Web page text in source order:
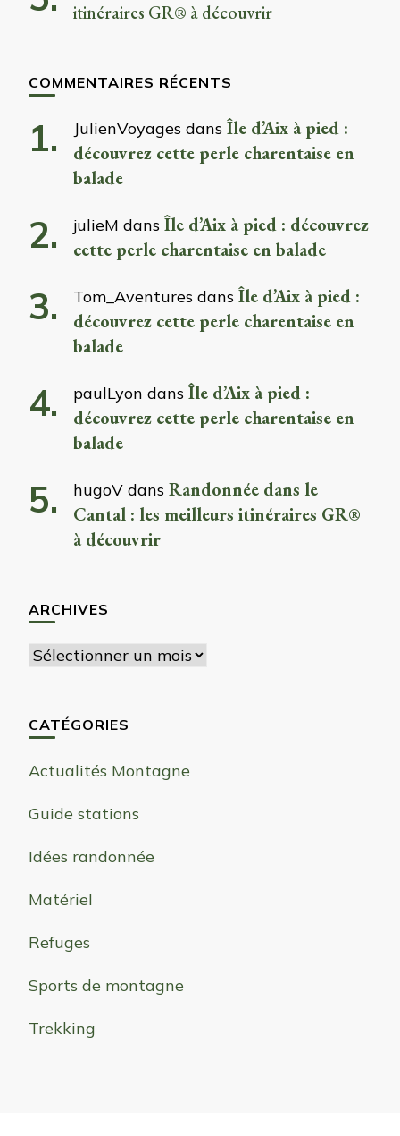
itinéraires GR® à découvrir
COMMENTAIRES RÉCENTS
JulienVoyages dans Île d’Aix à pied :
découvrez cette perle charentaise en
balade
julieM dans Île d’Aix à pied : découvrez
cette perle charentaise en balade
Tom_Aventures dans Île d’Aix à pied :
découvrez cette perle charentaise en
balade
paulLyon dans Île d’Aix à pied :
découvrez cette perle charentaise en
balade
hugoV dans Randonnée dans le
Cantal : les meilleurs itinéraires GR®
à découvrir
ARCHIVES
Archives
CATÉGORIES
Actualités Montagne
Guide stations
Idées randonnée
Matériel
Refuges
Sports de montagne
Trekking